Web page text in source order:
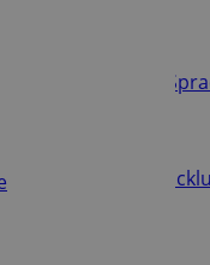
Wahl I Leichte
Dresden
nachhaltige